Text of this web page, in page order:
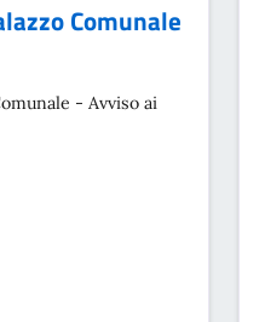
Comunale
- Avviso ai
- AVVISO}